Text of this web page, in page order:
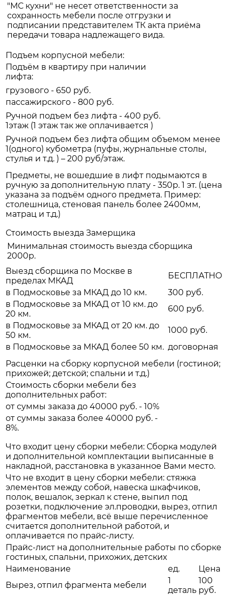
"МС кухни" не несет ответственности за
сохранность мебели после отгрузки и
подписании представителем ТК акта приёма
передачи товара надлежащего вида.
Подъем корпусной мебели:
Подъём в квартиру при наличии
лифта:
грузового - 650 руб.
пассажирского - 800 руб.
Ручной подъем без лифта - 400 руб.
1этаж (1 этаж так же оплачивается )
Ручной подъем без лифта общим объемом менее
1(одного) кубометра (пуфы, журнальные столы,
стулья и т.д. ) – 200 руб/этаж.
Предметы, не вошедшие в лифт подымаются в
ручную за дополнительную плату - 350р. 1 эт. (цена
указана за подъём одного предмета. Пример:
столешница, стеновая панель более 2400мм,
матрац и т.д.)
Стоимость выезда Замерщика
Минимальная стоимость выезда сборщика
2000р.
Выезд сборщика по Москве в
пределах МКАД
БЕСПЛАТНО
в Подмосковье за МКАД до 10 км.
300 руб.
в Подмосковье за МКАД от 10 км. до
20 км.
600 руб.
в Подмосковье за МКАД от 20 км. до
50 км.
1000 руб.
в Подмосковье за МКАД более 50 км. договорная
Расценки на сборку корпусной мебели (гостиной;
прихожей; детской; спальни и т.д.)
Стоимость сборки мебели без
дополнительных работ:
от суммы заказа до 40000 руб. - 10%
от суммы заказа более 40000 руб. -
8%.
Что входит цену сборки мебели: Сборка модулей
и дополнительной комплектации выписанные в
накладной, расстановка в указанное Вами место.
Что не входит в цену сборки мебели: стяжка
элементов между собой, навеска шкафчиков,
полок, вешалок, зеркал к стене, выпил под
розетки, подключение эл.проводки, вырез, отпил
фрагментов мебели, всё выше перечисленное
считается дополнительной работой, и
оплачивается по прайс-листу.
Прайс-лист на дополнительные работы по сборке
гостиных, спальни, прихожих, детских
Наименование
ед.
Цена
Вырез, отпил фрагмента мебели
1
деталь
100
руб.